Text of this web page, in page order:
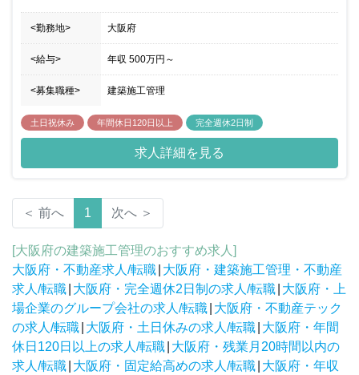
<勤務地> 大阪府
<給与> 年収 500万円 ～
<募集職種> 建築施工管理
土日祝休み 年間休日120日以上 完全週休2日制
求人詳細を見る
＜ 前へ 1 次へ ＞
[大阪府の建築施工管理のおすすめ求人]
大阪府・不動産求人/転職 大阪府・建築施工管理・不動産
求人/転職 大阪府・完全週休2日制の求人/転職 大阪府・上
場企業のグループ会社の求人/転職 大阪府・不動産テック
の求人/転職 大阪府・土日休みの求人/転職 大阪府・年間
休日120日以上の求人/転職 大阪府・残業月20時間以内の
求人/転職 大阪府・固定給高めの求人/転職 大阪府・年収